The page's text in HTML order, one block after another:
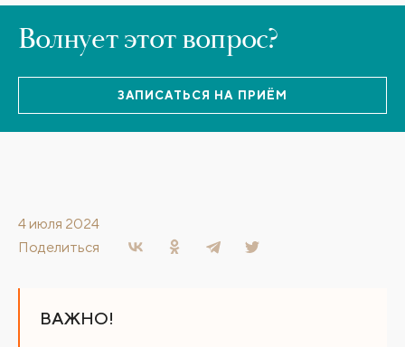
Волнует этот вопрос?
ЗАПИСАТЬСЯ НА ПРИЁМ
4 июля 2024
Поделиться
ВАЖНО!